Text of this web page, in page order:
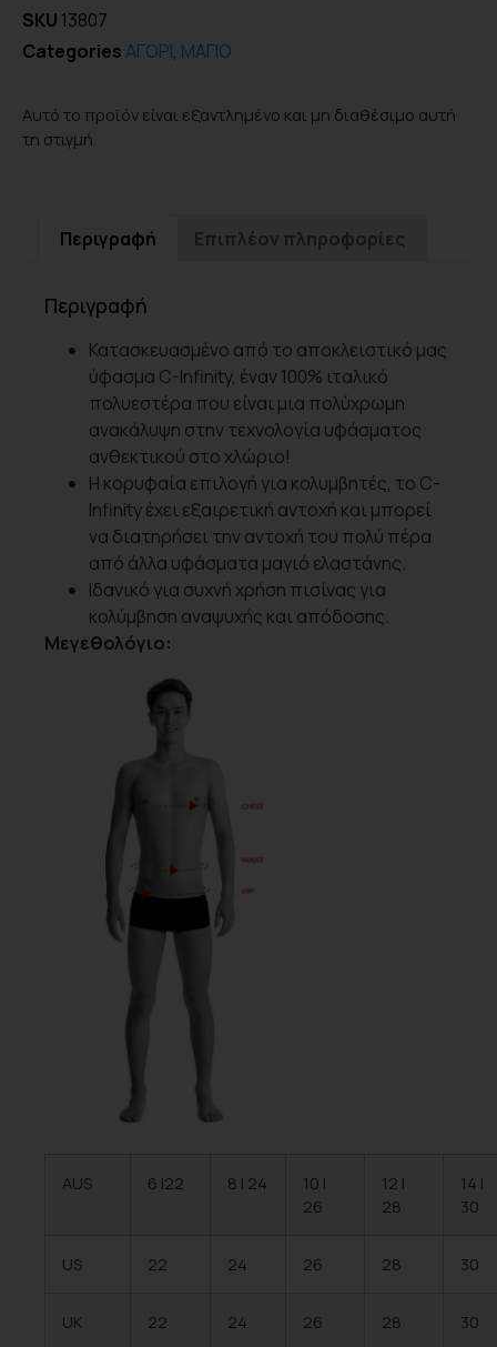
SKU 13807
CategoriesΑΓΟΡΙ, ΜΑΓΙΟ
Αυτό το προϊόν είναι εξαντλημένο και μη διαθέσιμο αυτή
τη στιγμή.
Περιγραφή Επιπλέον πληροφορίες
Περιγραφή
Κατασκευασμένο από το αποκλειστικό μας
ύφασμα C-Infinity, έναν 100% ιταλικό
πολυεστέρα που είναι μια πολύχρωμη
ανακάλυψη στην τεχνολογία υφάσματος
ανθεκτικού στο χλώριο!
Η κορυφαία επιλογή για κολυμβητές, το C-
Infinity έχει εξαιρετική αντοχή και μπορεί
να διατηρήσει την αντοχή του πολύ πέρα
από άλλα υφάσματα μαγιό ελαστάνης.
Ιδανικό για συχνή χρήση πισίνας για
κολύμβηση αναψυχής και απόδοσης.
Μεγεθολόγιο:
AUS 6 |22 8 | 24
10 |
26
12 |
28
14 |
30
US 22 24 26 28 30
UK 22 24 26 28 30